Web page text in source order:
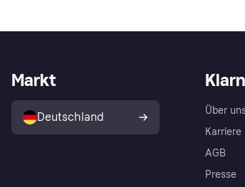
Über
Karriere
AGB
Presse
Markt
Deutschland